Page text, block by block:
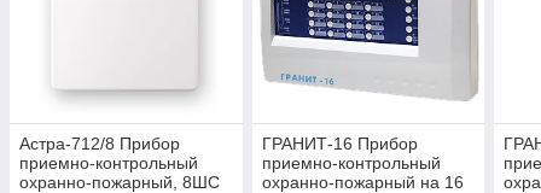
Астра-712/8 Прибор
приемно-контрольный
охранно-пожарный, 8ШС
ГРАНИТ-16 Прибор
приемно-контрольный
охранно-пожарный на 16